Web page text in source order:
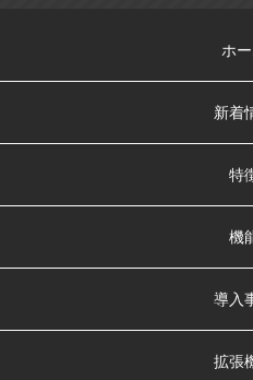
ホ
新着
特
機
導入
拡張